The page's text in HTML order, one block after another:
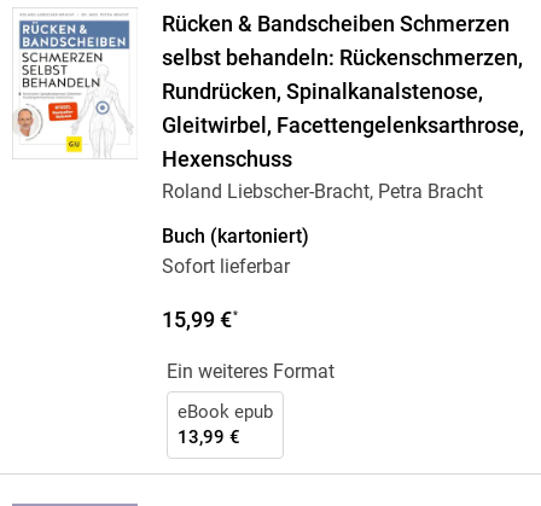
Rücken & Bandscheiben Schmerzen
selbst behandeln: Rückenschmerzen,
Rundrücken, Spinalkanalstenose,
Gleitwirbel, Facettengelenksarthrose,
Hexenschuss
Roland Liebscher-Bracht, Petra Bracht
Buch (kartoniert)
Sofort lieferbar
15,99 €*
Ein weiteres Format
eBook epub
13,99 €